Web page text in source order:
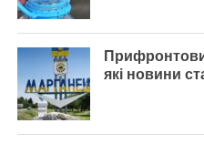
які новини